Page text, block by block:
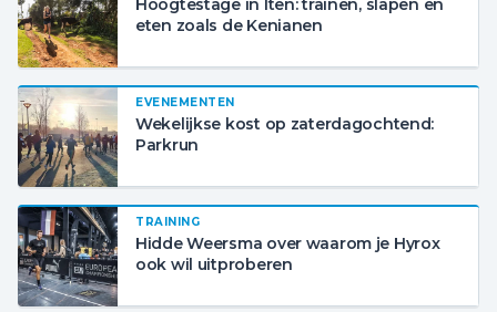
Hoogtestage in Iten: trainen, slapen en
eten zoals de Kenianen
EVENEMENTEN
Wekelijkse kost op zaterdagochtend:
Parkrun
TRAINING
Hidde Weersma over waarom je Hyrox
ook wil uitproberen